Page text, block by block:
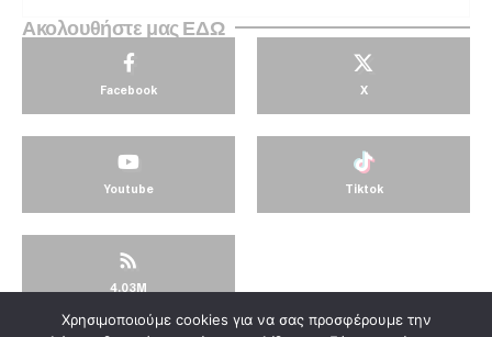
Ακολουθήστε μας ΕΔΩ
Facebook X
Youtube Tiktok
4.03M
© KorinthosTV @2025
Χρησιμοποιούμε cookies για να σας προσφέρουμε την